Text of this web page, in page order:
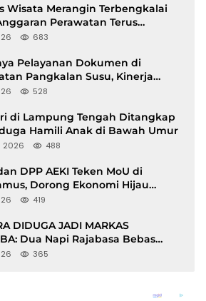
Wisata Merangin Terbengkalai
Perawatan Terus
683
Pelayanan Dokumen di
Pangkalan Susu, Kinerja
Langkat Disorot
528
di Lampung Tengah Ditangkap
Hamili Anak di Bawah Umur
2026 488
DPP AEKI Teken MoU di
Dorong Ekonomi Hijau
Kopi dan Perdagangan Karbon
419
DIDUGA JADI MARKAS
Dua Napi Rajabasa Bebas
HP, Muncul Dugaan
365